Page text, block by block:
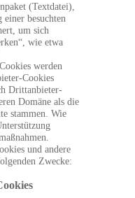
(Textdatei),
besuchten
um sich
wie etwa
werden
Cookies
Drittanbieter-
Domäne als die
stammen. Wie
und andere
Zwecke: